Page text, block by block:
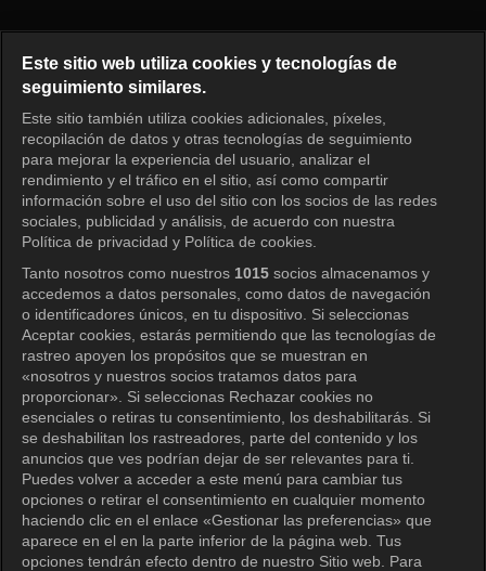
Iniciar sesión
Este sitio web utiliza cookies y tecnologías de
seguimiento similares.
Este sitio también utiliza cookies adicionales, píxeles,
recopilación de datos y otras tecnologías de seguimiento
para mejorar la experiencia del usuario, analizar el
rendimiento y el tráfico en el sitio, así como compartir
información sobre el uso del sitio con los socios de las redes
sociales, publicidad y análisis, de acuerdo con nuestra
Política de privacidad y Política de cookies.
Tanto nosotros como nuestros 1015 socios almacenamos y
accedemos a datos personales, como datos de navegación
o identificadores únicos, en tu dispositivo. Si seleccionas
Aceptar cookies, estarás permitiendo que las tecnologías de
rastreo apoyen los propósitos que se muestran en
«nosotros y nuestros socios tratamos datos para
proporcionar». Si seleccionas Rechazar cookies no
esenciales o retiras tu consentimiento, los deshabilitarás. Si
se deshabilitan los rastreadores, parte del contenido y los
anuncios que ves podrían dejar de ser relevantes para ti.
Puedes volver a acceder a este menú para cambiar tus
opciones o retirar el consentimiento en cualquier momento
haciendo clic en el enlace «Gestionar las preferencias» que
aparece en el en la parte inferior de la página web. Tus
opciones tendrán efecto dentro de nuestro Sitio web. Para